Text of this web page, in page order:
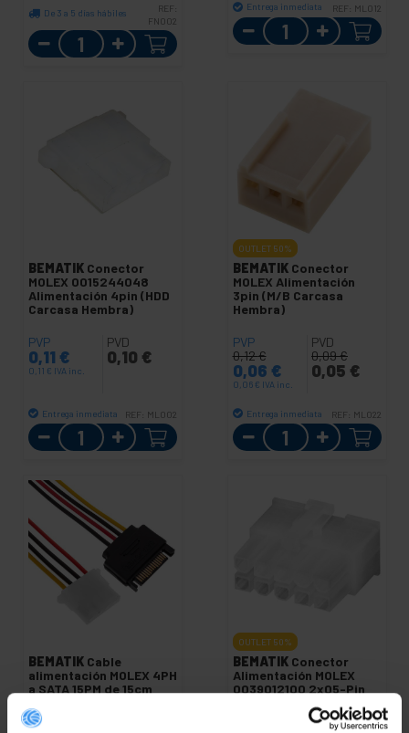
De 3 a 5 días hábiles
REF:
FN002
Cantidad
Entrega inmediata REF: ML012
Cantidad
BEMATIK Conector
MOLEX 0015244048
Alimentación 4pin (HDD
Carcasa Hembra)
PVP
0,11 €
0,11 € IVA inc.
PVD
0,10 €
Entrega inmediata REF: ML002
Cantidad
OUTLET 50%
BEMATIK Conector
MOLEX Alimentación
3pin (M/B Carcasa
Hembra)
PVP
0,12€
0,06 €
0,06 € IVA inc.
PVD
0,09€
0,05 €
Entrega inmediata REF: ML022
Cantidad
BEMATIK Cable
alimentación MOLEX 4PH
a SATA 15PM de 15cm
OUTLET 50%
BEMATIK Conector
Alimentación MOLEX
0039012100 2x05-Pin
(Carcasa Macho)